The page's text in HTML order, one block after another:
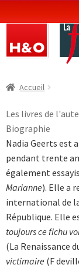
Aller
la
Aller
contenu
Sciences
Collections
Accueil
Les livres de
Biographie
Nadia Geerts est
pendant trente
également
Marianne). Elle a
international de
République. Elle
toujours ce fichu
(La Renaissance
victimaire (F